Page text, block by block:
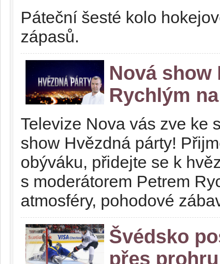
Páteční šesté kolo
zápasů.
Nová show
Rychlým
Televize Nova vás zve ke
show Hvězdná párty!
obýváku, přidejte se k
s moderátorem Petrem
atmosféry, pohodové
Švédsko
přes